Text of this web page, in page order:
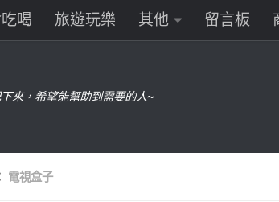
喝 旅遊玩樂 其他 留言板
來，希望能幫助到需要的人~
電視盒子